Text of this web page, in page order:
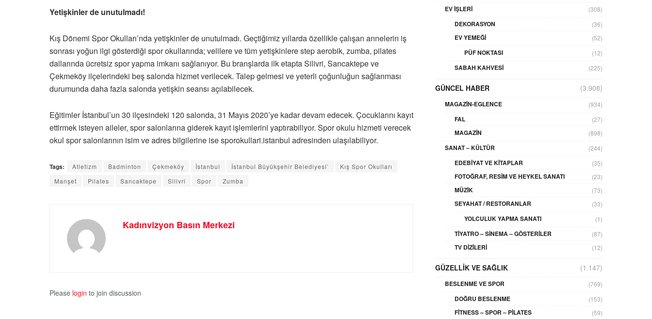
Yetişkinler de unutulmadı!
Kış Dönemi Spor Okulları’nda yetişkinler de unutulmadı. Geçtiğimiz yıllarda özellikle çalışan annelerin iş
sonrası yoğun ilgi gösterdiği spor okullarında; velilere ve tüm yetişkinlere step aerobik, zumba, pilates
dallarında ücretsiz spor yapma imkanı sağlanıyor. Bu branşlarda ilk etapta Silivri, Sancaktepe ve
Çekmeköy ilçelerindeki beş salonda hizmet verilecek. Talep gelmesi ve yeterli çoğunluğun sağlanması
durumunda daha fazla salonda yetişkin seansı açılabilecek.
Eğitimler İstanbul’un 30 ilçesindeki 120 salonda, 31 Mayıs 2020’ye kadar devam edecek. Çocuklarını kayıt
ettirmek isteyen aileler, spor salonlarına giderek kayıt işlemlerini yaptırabiliyor. Spor okulu hizmeti verecek
okul spor salonlarının isim ve adres bilgilerine ise sporokullari.istanbul adresinden ulaşılabiliyor.
Tags: Atletizm Badminton Çekmeköy İstanbul İstanbul Büyükşehir Belediyesi’
Kış Spor Okulları
Manşet
Pilates Sancaktepe Silivri Spor Zumba
Kadınvizyon Basın Merkezi
Please login to join discussion
EV İŞLERI (308)
DEKORASYON (36)
EV YEMEĞI (52)
PÜF NOKTASI (12)
SABAH KAHVESI (225)
GÜNCEL HABER (3.908)
MAGAZIN-EGLENCE (934)
FAL (27)
MAGAZIN (898)
SANAT – KÜLTÜR (244)
EDEBIYAT VE KITAPLAR (35)
FOTOĞRAF, RESIM VE HEYKEL SANATI (23)
MÜZIK (73)
SEYAHAT / RESTORANLAR (33)
YOLCULUK YAPMA SANATI (1)
TIYATRO – SINEMA – GÖSTERILER (87)
TV DIZILERI (12)
GÜZELLIK VE SAĞLIK (1.147)
BESLENME VE SPOR (769)
DOĞRU BESLENME (153)
FITNESS – SPOR – PILATES (59)